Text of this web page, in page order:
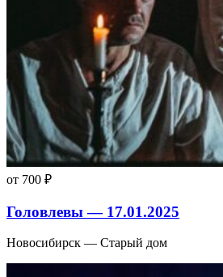
от 700 ₽
Головлевы — 17.01.2025
Новосибирск — Старый дом